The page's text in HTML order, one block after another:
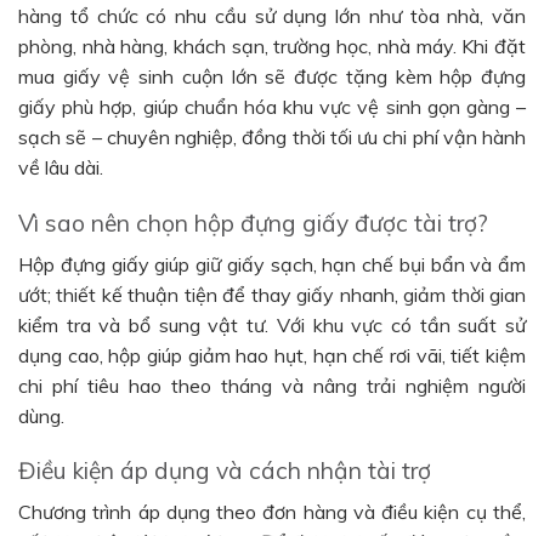
hàng tổ chức có nhu cầu sử dụng lớn như tòa nhà, văn
phòng, nhà hàng, khách sạn, trường học, nhà máy. Khi đặt
mua giấy vệ sinh cuộn lớn sẽ được tặng kèm hộp đựng
giấy phù hợp, giúp chuẩn hóa khu vực vệ sinh gọn gàng –
sạch sẽ – chuyên nghiệp, đồng thời tối ưu chi phí vận hành
về lâu dài.
Vì sao nên chọn hộp đựng giấy được tài trợ?
Hộp đựng giấy giúp giữ giấy sạch, hạn chế bụi bẩn và ẩm
ướt; thiết kế thuận tiện để thay giấy nhanh, giảm thời gian
kiểm tra và bổ sung vật tư. Với khu vực có tần suất sử
dụng cao, hộp giúp giảm hao hụt, hạn chế rơi vãi, tiết kiệm
chi phí tiêu hao theo tháng và nâng trải nghiệm người
dùng.
Điều kiện áp dụng và cách nhận tài trợ
Chương trình áp dụng theo đơn hàng và điều kiện cụ thể,